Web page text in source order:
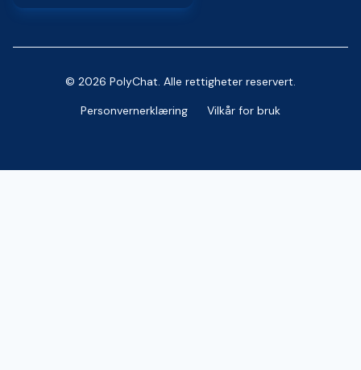
© 2026 PolyChat. Alle rettigheter reservert.
Personvernerklæring
Vilkår for bruk